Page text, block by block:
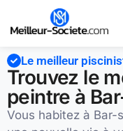
Le meilleur
Trouvez le
peintre à
Vous habitez à Bar-